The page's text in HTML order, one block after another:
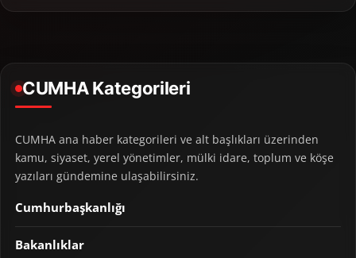
CUMHA Kategorileri
CUMHA ana haber kategorileri ve alt başlıkları üzerinden
kamu, siyaset, yerel yönetimler, mülki idare, toplum ve köşe
yazıları gündemine ulaşabilirsiniz.
Cumhurbaşkanlığı
Bakanlıklar